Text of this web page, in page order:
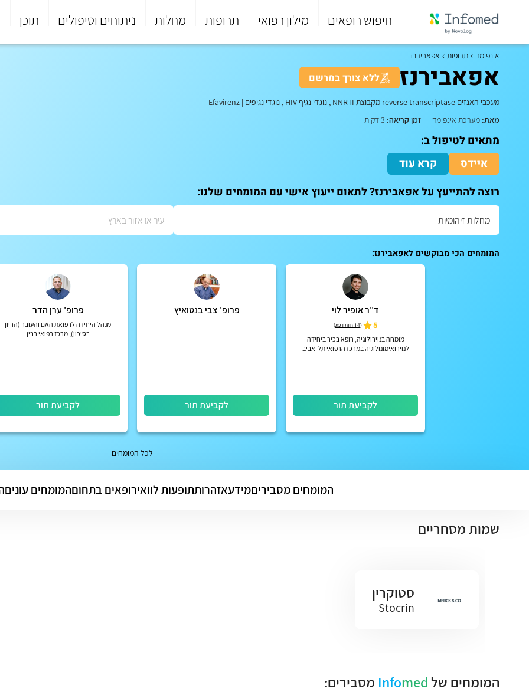
חיפוש רופאים מילון רפואי תרופות מחלות ניתוחים וטיפולים תוכן
סוף
הראשי.
אינפומד תרופות אפאבירנז
אפאבירנז ללא צורך במרשם
מעכבי האנזים reverse transcriptase מקבוצת NNRTI , נוגדי נגיף HIV , נוגדי נגיפים |
Efavirenz
מאת: מערכת אינפומד זמן קריאה:
מתאים לטיפול ב:
איידס
קרא עוד
רוצה להתייעץ על אפאבירנז? לתאום ייעוץ אישי עם המומחים שלנו:
המומחים הכי מבוקשים לאפאבירנז:
ד"ר אופיר לוי
5
(14 חוות דעת )
מומחה בנוירולוגיה, רופא בכיר ביחידה
לנוירואימונולוגיה במרכז הרפואי תל־אביב
לקביעת תור
פרופ' צבי בנטואיץ
לקביעת תור
פרופ' ערן הדר
מנהל היחידה לרפואת האם והעובר (הריון
בסיכון), מרכז רפואי רבין
לקביעת תור
לכל המומחים
המומחים מסביריםמידעאזהרותתופעות לוואירופאים בתחוםהמומחים עונים
שמות מסחריים
סטוקרין
Stocrin
המומחים של Infomed מסבירים: